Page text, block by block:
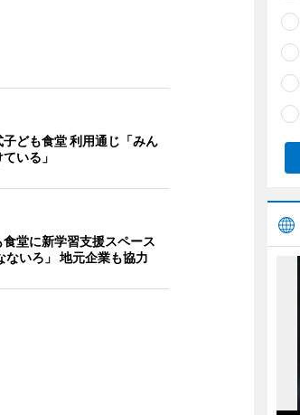
ども食堂 利用通じ「みん
いる」
堂に新学習支援スペース
ないろ」 地元企業も協力